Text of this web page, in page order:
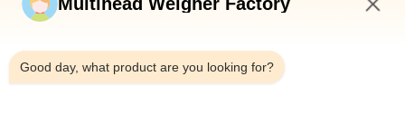
Good day, what product are you looking for?